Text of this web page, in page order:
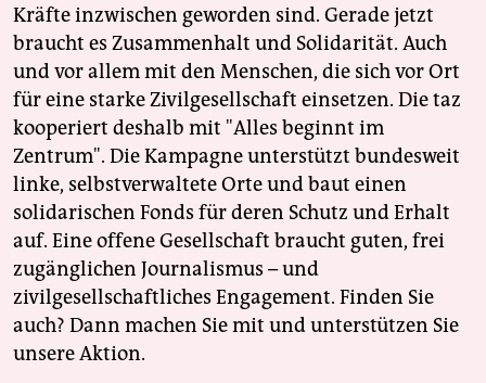
Kräfte inzwischen geworden sind. Gerade jetzt
braucht es Zusammenhalt und Solidarität. Auch
und vor allem mit den Menschen, die sich vor Ort
für eine starke Zivilgesellschaft einsetzen. Die taz
kooperiert deshalb mit "Alles beginnt im
Zentrum". Die Kampagne unterstützt bundesweit
linke, selbstverwaltete Orte und baut einen
solidarischen Fonds für deren Schutz und Erhalt
auf. Eine offene Gesellschaft braucht guten, frei
zugänglichen Journalismus – und
zivilgesellschaftliches Engagement. Finden Sie
auch? Dann machen Sie mit und unterstützen Sie
unsere Aktion.